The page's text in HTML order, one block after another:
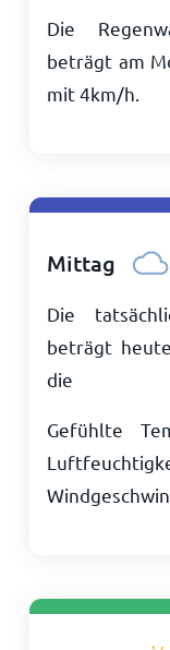
Die
beträgt am
mit4km/h
Mittag
Die
beträgt
die
Gefühlte